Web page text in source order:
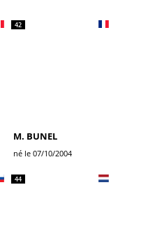
42
M. BUNEL
né le 07/10/2004
44